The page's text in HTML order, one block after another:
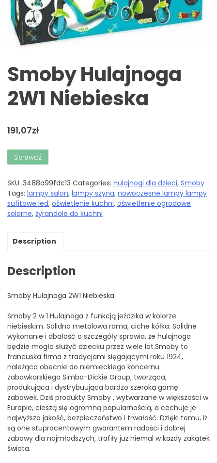
Smoby Hulajnoga
2W1 Niebieska
191,07zł
Sprawdź
SKU: 3488a99fdc13 Categories: Hulajnogi dla dzieci, Smoby
Tags: lampy salon, lampy szyna, nowoczesne lampy lampy
sufitowe led, oświetlenie kuchni, oświetlenie ogrodowe
solarne, żyrandole do kuchni
Description
Description
Smoby Hulajnoga 2W1 Niebieska
Smoby 2 w 1 Hulajnoga z funkcją jeździka w kolorze
niebieskim. Solidna metalowa rama, ciche kółka. Solidne
wykonanie i dbałość o szczegóły sprawia, że hulajnoga
będzie mogła służyć dziecku przez wiele lat.Smoby to
francuska firma z tradycjami sięgającymi roku 1924,
należąca obecnie do niemieckiego koncernu
zabawkarskiego Simba-Dickie Group, tworząca,
produkująca i dystrybuująca bardzo szeroką gamę
zabawek. Dziś produkty Smoby , wytwarzane w większości w
Europie, cieszą się ogromną popularnością, a cechuje je
najwyższa jakość, bezpieczeństwo i trwałość. Dzięki temu, iż
są one stuprocentowym gwarantem radości i dobrej
zabawy dla najmłodszych, trafiły już niemal w każdy zakątek
świata.